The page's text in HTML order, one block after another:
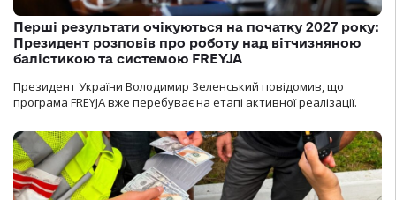
Перші результати очікуються на початку 2027 року:
Президент розповів про роботу над вітчизняною
балістикою та системою FREYJA
Президент України Володимир Зеленський повідомив, що
програма FREYJA вже перебуває на етапі активної реалізації.